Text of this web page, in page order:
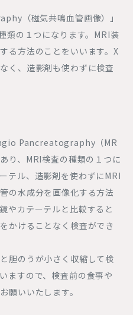
（磁気共鳴血管画像）」
類の１つになります。MRI装
る方法のことをいいます。X
く、造影剤も使わずに検査
Pancreatography（MR
り、MRI検査の種類の１つに
テル、造影剤を使わずにMRI
の水成分を画像化する方法
やカテーテルと比較すると
かけることなく検査ができ
胆のうが小さく収縮して検
ますので、検査前の食事や
願いいたします。